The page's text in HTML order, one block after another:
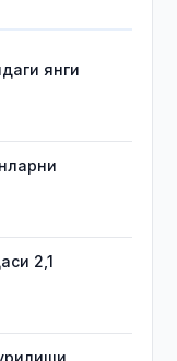
янги
2,1